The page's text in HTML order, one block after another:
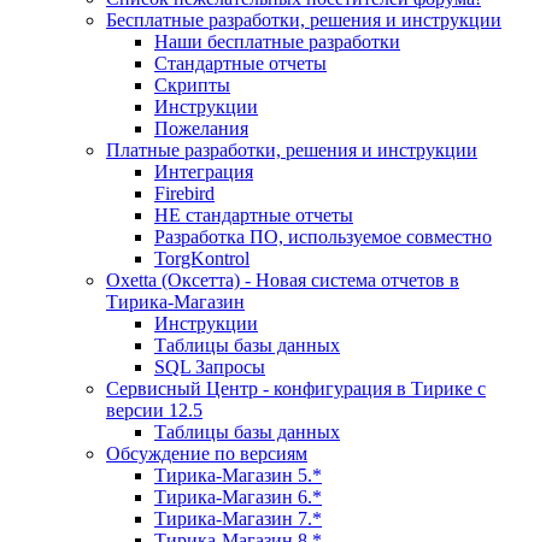
Бесплатные разработки, решения и инструкции
Наши бесплатные разработки
Стандартные отчеты
Скрипты
Инструкции
Пожелания
Платные разработки, решения и инструкции
Интеграция
Firebird
НЕ стандартные отчеты
Разработка ПО, используемое совместно
TorgKontrol
Oxetta (Оксетта) - Новая система отчетов в
Тирика-Магазин
Инструкции
Таблицы базы данных
SQL Запросы
Сервисный Центр - конфигурация в Тирике с
версии 12.5
Таблицы базы данных
Обсуждение по версиям
Тирика-Магазин 5.*
Тирика-Магазин 6.*
Тирика-Магазин 7.*